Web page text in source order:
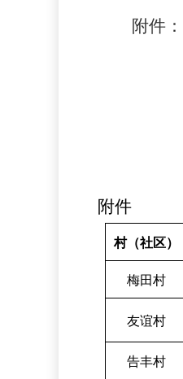
附件：
附件
村（社区）
梅田村
友谊村
告丰村